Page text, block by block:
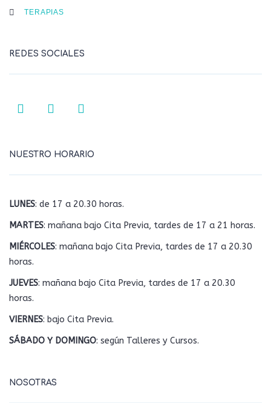
TERAPIAS
REDES SOCIALES
NUESTRO HORARIO
LUNES: de 17 a 20.30 horas.
MARTES: mañana bajo Cita Previa, tardes de 17 a 21 horas.
MIÉRCOLES: mañana bajo Cita Previa, tardes de 17 a 20.30
horas.
JUEVES: mañana bajo Cita Previa, tardes de 17 a 20.30
horas.
VIERNES: bajo Cita Previa.
SÁBADO Y DOMINGO: según Talleres y Cursos.
NOSOTRAS